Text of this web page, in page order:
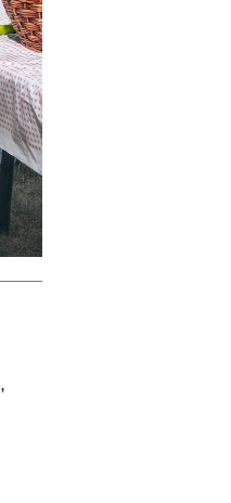
,